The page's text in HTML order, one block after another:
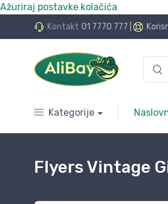
Ažuriraj postavke kolačića
Kontakt 01 7770 777
24 rate bez kamata
Kategorije
Flyers Vintage